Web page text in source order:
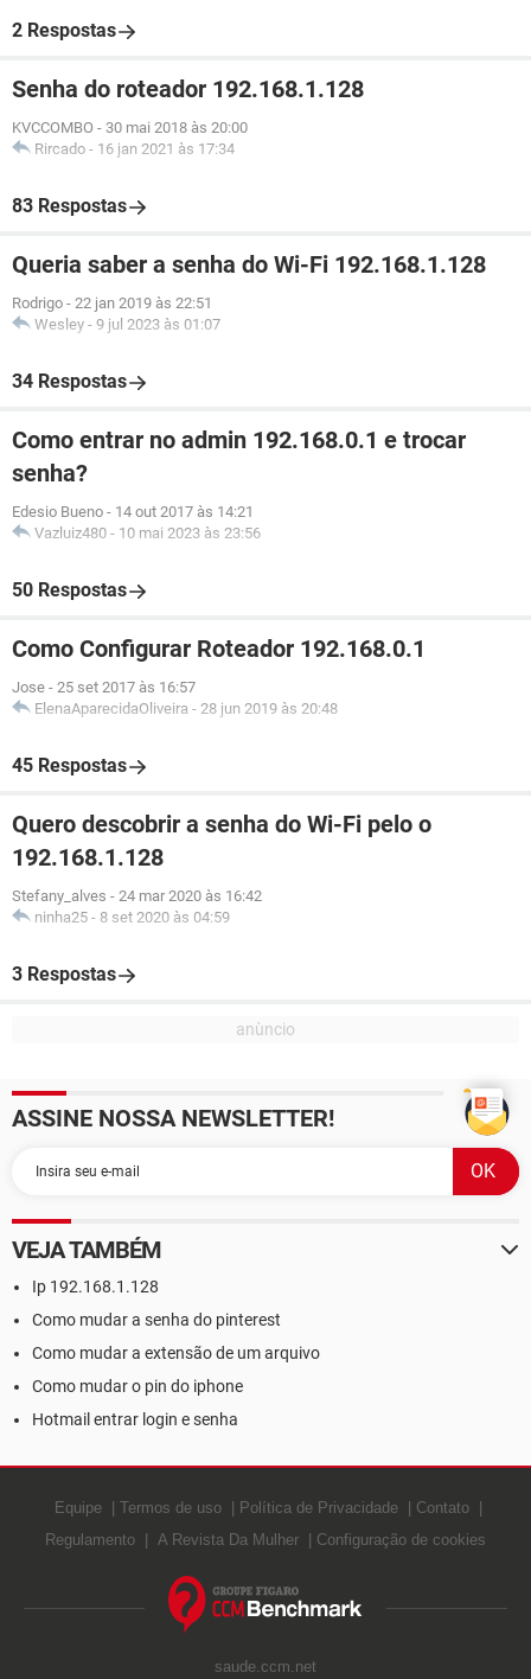
2 Respostas
Senha do roteador 192.168.1.128
KVCCOMBO - 30 mai 2018 às 20:00
Rircado - 16 jan 2021 às 17:34
83 Respostas
Queria saber a senha do Wi-Fi 192.168.1.128
Rodrigo - 22 jan 2019 às 22:51
Wesley - 9 jul 2023 às 01:07
34 Respostas
Como entrar no admin 192.168.0.1 e trocar
senha?
Edesio Bueno - 14 out 2017 às 14:21
Vazluiz480 - 10 mai 2023 às 23:56
50 Respostas
Como Configurar Roteador 192.168.0.1
Jose - 25 set 2017 às 16:57
ElenaAparecidaOliveira - 28 jun 2019 às 20:48
45 Respostas
Quero descobrir a senha do Wi-Fi pelo o
192.168.1.128
Stefany_alves - 24 mar 2020 às 16:42
ninha25 - 8 set 2020 às 04:59
3 Respostas
ASSINE NOSSA NEWSLETTER!
VEJA TAMBÉM
Ip 192.168.1.128
Como mudar a senha do pinterest
Como mudar a extensão de um arquivo
Como mudar o pin do iphone
Hotmail entrar login e senha
Equipe Termos de uso Política de Privacidade
Contato
Regulamento
A Revista Da Mulher Configuração de cookies
saude.ccm.net